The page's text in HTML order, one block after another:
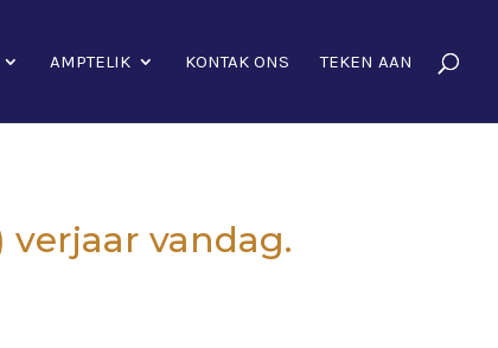
AMPTELIK KONTAK ONS TEKEN AAN
verjaar vandag.